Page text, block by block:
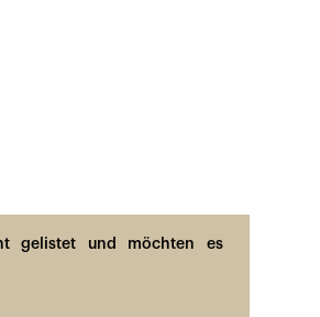
gelistet und möchten es